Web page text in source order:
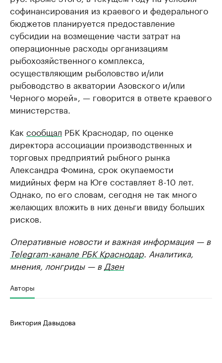
софинансирования из краевого и федерального
бюджетов планируется предоставление
субсидии на возмещение части затрат на
операционные расходы организациям
рыбохозяйственного комплекса,
осуществляющим рыболовство и/или
рыбоводство в акватории Азовского и/или
Черного морей», — говорится в ответе краевого
министерства.
Как сообщал РБК Краснодар, по оценке
директора ассоциации производственных и
торговых предприятий рыбного рынка
Александра Фомина, срок окупаемости
мидийных ферм на Юге составляет 8-10 лет.
Однако, по его словам, сегодня не так много
желающих вложить в них деньги ввиду больших
рисков.
Оперативные новости и важная информация — в
Telegram-канале РБК Краснодар. Аналитика,
мнения, лонгриды — в Дзен
Авторы
Виктория Давыдова